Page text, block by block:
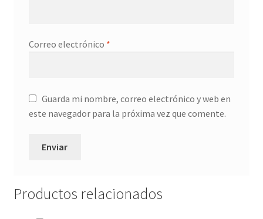
Correo electrónico *
Guarda mi nombre, correo electrónico y web en
este navegador para la próxima vez que comente.
Productos relacionados